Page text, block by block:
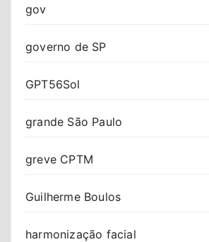
gov
governo de SP
GPT56Sol
grande São Paulo
greve CPTM
Guilherme Boulos
harmonização facial